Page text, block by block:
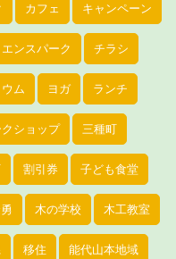
カフェ キャンペーン
ンスパーク チラシ
ム ヨガ ランチ
ショップ 三種町
割引券 子ども食堂
木の学校 木工教室
移住 能代山本地域